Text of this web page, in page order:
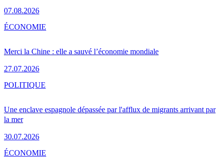
07.08.2026
Merci la Chine : elle a sauvé l’économie mondiale
27.07.2026
ÉCONOMIE
Une enclave espagnole dépassée par l'afflux de migrants arrivant par
la mer
30.07.2026
POLITIQUE
ÉCONOMIE